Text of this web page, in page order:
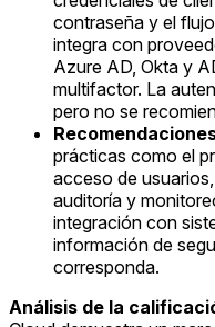
contraseña y el
integra con
Azure AD, Okta y
multifactor. La
pero no se
prácticas como el
acceso de
auditoría y
integración con
información de
corresponda.
Análisis de la